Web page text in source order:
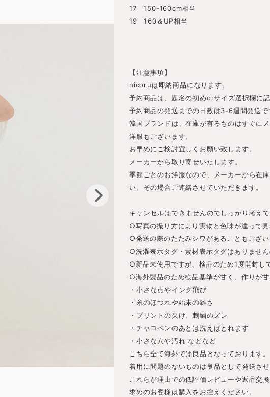
17 150-160cm相当
19 160＆UP相当
【注意事項】
nicoruは即納商品になります。
予約商品は、題名の初めorサイズ選択欄に記
予約商品の発送までの日数は3-6週間発送で
韓国ブランドは、在庫が有るものはすぐに
洋服もございます。
お早めにご検討宜しくお願い致します。
メーカーから取り寄せいたします。
季節ごとのお洋服なので、メーカーから在
い。その場合ご連絡させていただきます。
キャンセルはできませんのでしっかり考え
○写真の撮り方により実物と色味が違って見
○発送の際のたたみシワがあることもござい
○洗濯表示タグ・素材表示タグはありません
○新品未使用ですが、検品のため1度開封し
○海外製品のため検品基準が甘く、作りが甘
・小さな点やインク飛び
・糸のほつれや始末の雑さ
・プリントの欠け、刺繍のズレ
・チャコペンのあとは洗えばとれます
・小さな穴や汚れ などなど
こちら全て海外では良品となっております。
着用に問題のないものは良品として発送させ
これらが理由での低評価レビューや返品交
求めのお客様は購入をお控えください。